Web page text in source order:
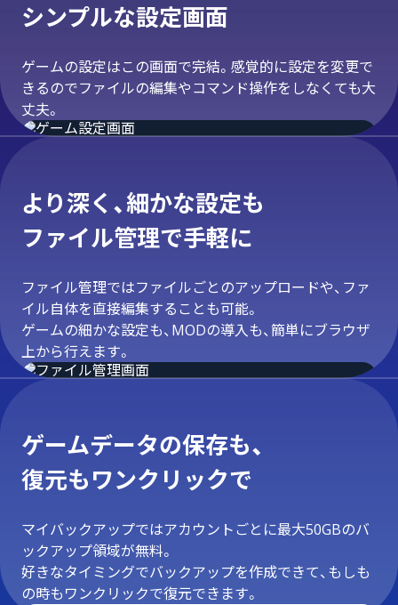
シンプルな設定画面
ゲームの設定はこの画面で完結。感覚的に設定を変更で
きるのでファイルの編集やコマンド操作をしなくても大
丈夫。
より深く、細かな設定も
ファイル管理で手軽に
ファイル管理ではファイルごとのアップロードや、ファ
イル自体を直接編集することも可能。
ゲームの細かな設定も、MODの導入も、簡単にブラウザ
上から行えます。
ゲームデータの保存も、
復元もワンクリックで
マイバックアップではアカウントごとに最大50GBのバ
ックアップ領域が無料。
好きなタイミングでバックアップを作成できて、もしも
の時もワンクリックで復元できます。